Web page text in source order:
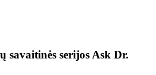
savaitinės serijos Ask Dr.